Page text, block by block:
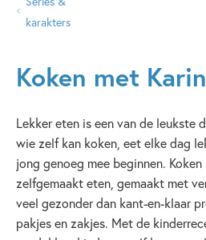
karakters
Koken met
Lekker eten is een van de leukste
wie zelf kan koken, eet elke dag
jong genoeg mee beginnen.
zelfgemaakt eten, gemaakt met
veel gezonder dan kant-en-klaar
pakjes en zakjes. Met de